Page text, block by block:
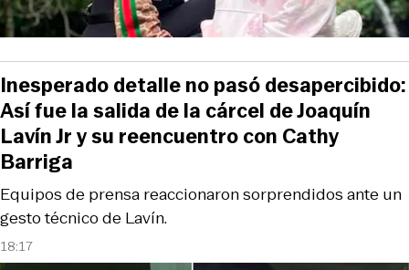
18:17
Equipos de prensa reaccionaron sorprendidos ante un
gesto técnico de Lavín.
Inesperado detalle no pasó desapercibido:
Así fue la salida de la cárcel de Joaquín
Lavín Jr y su reencuentro con Cathy
Barriga